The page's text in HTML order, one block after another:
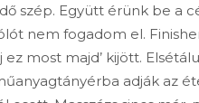
szép. Együtt érünk be a
nem fogadom el.
ez most majd’ kijött.
adják az